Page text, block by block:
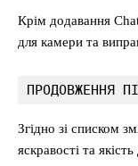
Крім додавання
для камери та
ПРОДОВЖЕННЯ
Згідно зі списком
яскравості та